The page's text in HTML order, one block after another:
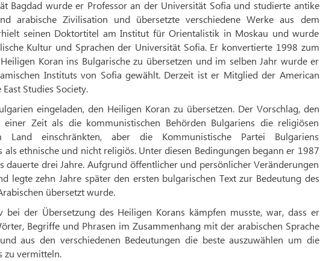
Bagdad wurde er Professor an der Universität Sofia und studierte antike
arabische Zivilisation und übersetzte verschiedene Werke aus dem
seinen Doktortitel am Institut für Orientalistik in Moskau und wurde
Kultur und Sprachen der Universität Sofia. Er konvertierte 1998 zum
Koran ins Bulgarische zu übersetzen und im selben Jahr wurde er
Instituts von Sofia gewählt. Derzeit ist er Mitglied der American
Studies Society.
eingeladen, den Heiligen Koran zu übersetzen. Der Vorschlag, den
Zeit als die kommunistischen Behörden Bulgariens die religiösen
einschränkten, aber die Kommunistische Partei Bulgariens
als ethnische und nicht religiös. Unter diesen Bedingungen begann er 1987
dauerte drei Jahre. Aufgrund öffentlicher und persönlicher Veränderungen
legte zehn Jahre später den ersten bulgarischen Text zur Bedeutung des
übersetzt wurde.
der Übersetzung des Heiligen Korans kämpfen musste, war, dass er
Begriffe und Phrasen im Zusammenhang mit der arabischen Sprache
aus den verschiedenen Bedeutungen die beste auszuwählen um die
zu vermitteln.